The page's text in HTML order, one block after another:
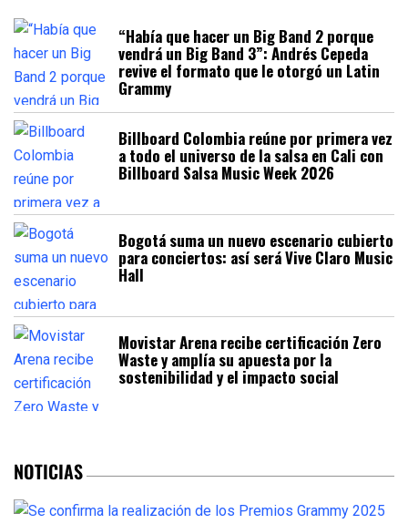
“Había que hacer un Big Band 2 porque
vendrá un Big Band 3”: Andrés Cepeda
revive el formato que le otorgó un Latin
Grammy
Billboard Colombia reúne por primera vez
a todo el universo de la salsa en Cali con
Billboard Salsa Music Week 2026
Bogotá suma un nuevo escenario cubierto
para conciertos: así será Vive Claro Music
Hall
Movistar Arena recibe certificación Zero
Waste y amplía su apuesta por la
sostenibilidad y el impacto social
NOTICIAS